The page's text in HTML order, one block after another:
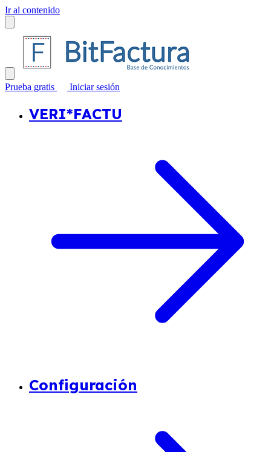
Ir al contenido
Prueba gratis Iniciar sesión
VERI*FACTU
Configuración